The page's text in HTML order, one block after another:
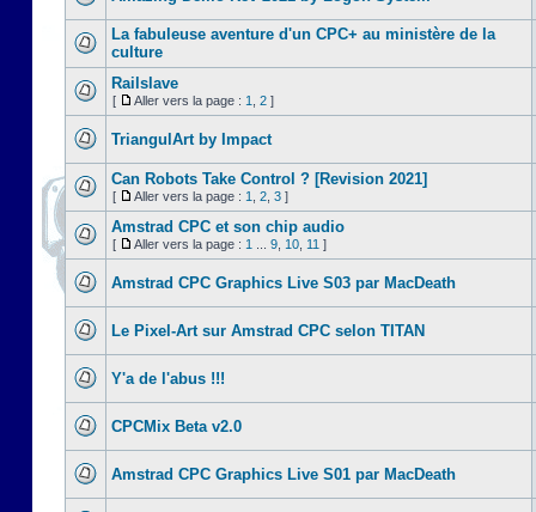
La fabuleuse aventure d'un CPC+ au ministère de la
culture
Railslave
[ Aller vers la page : 1 2 ]
TriangulArt by Impact
Can Robots Take Control ? [Revision 2021]
[ Aller vers la page : 1 2 3 ]
Amstrad CPC et son chip audio
[ Aller vers la page : 1 9 10 11 ]
Amstrad CPC Graphics Live S03 par MacDeath
Le Pixel-Art sur Amstrad CPC selon TITAN
Y'a de l'abus !!!
CPCMix Beta v2.0
Amstrad CPC Graphics Live S01 par MacDeath